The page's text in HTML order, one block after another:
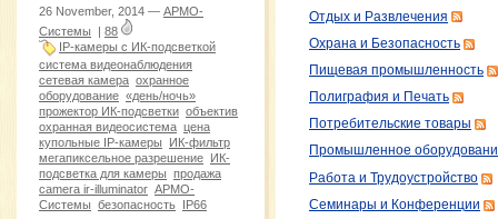
26 November, 2014 — АРМО-
Системы | 88
IP-камеры с ИК-подсветкой
система видеонаблюдения
сетевая камера охранное
оборудование «день/ночь»
прожектор ИК-подсветки объектив
охранная видеосистема цена
купольные IP-камеры
ИК-фильтр
мегапиксельное разрешение ИК-
подсветка для камеры продажа
camera ir-illuminator АРМО-
Системы безопасность IP66
Отдых и Развлечения
Охрана и Безопасность
Пищевая промышленность
Полиграфия и Печать
Потребительские товары
Промышленное
Работа и Трудоустройство
Семинары и Конференции